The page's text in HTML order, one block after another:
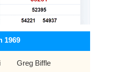
1969
Greg Biffle